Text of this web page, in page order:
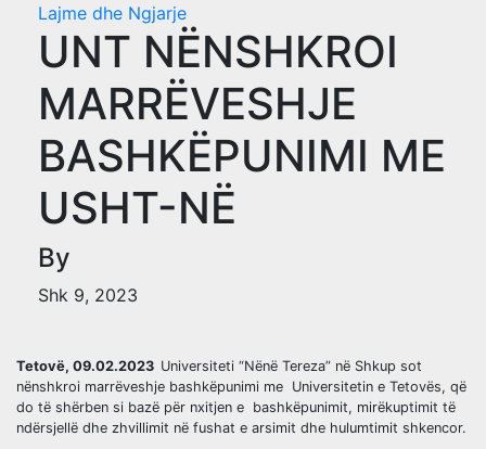
Lajme dhe Ngjarje
UNT NËNSHKROI
MARRËVESHJE
BASHKËPUNIMI ME
USHT-NË
By
Shk 9, 2023
Tetovë, 09.02.2023 Universiteti “Nënë Tereza” në Shkup sot
nënshkroi marrëveshje bashkëpunimi me Universitetin e Tetovës, që
do të shërben si bazë për nxitjen e bashkëpunimit, mirëkuptimit të
ndërsjellë dhe zhvillimit në fushat e arsimit dhe hulumtimit shkencor.